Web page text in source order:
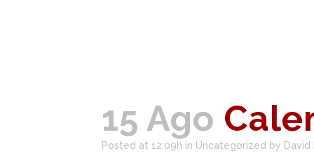
15 Ago
Posted at 12:09h in Uncategorized by David